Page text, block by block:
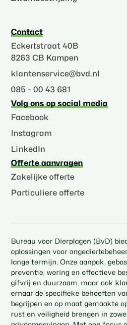
Contact
Eckertstraat 40B
8263 CB Kampen
klantenservice@bvd.nl
085 - 00 43 681
Volg ons op social media
Facebook
Instagram
LinkedIn
Offerte aanvragen
Zakelijke offerte
Particuliere offerte
Bureau voor Dierplagen (BvD)
oplossingen voor
lange termijn. Onze aanpak,
preventie, wering en effectieve
gifvrij en duurzaam, maar ook
ernaar de specifieke behoeften
begrijpen en op maat gemaakte
rust en veiligheid brengen in